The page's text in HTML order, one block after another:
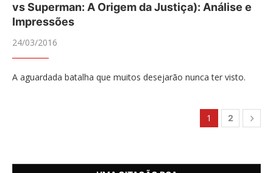
vs Superman: A Origem da Justiça): Análise e
Impressões
24/03/2016
A aguardada batalha que muitos desejarão nunca ter visto.
1 2